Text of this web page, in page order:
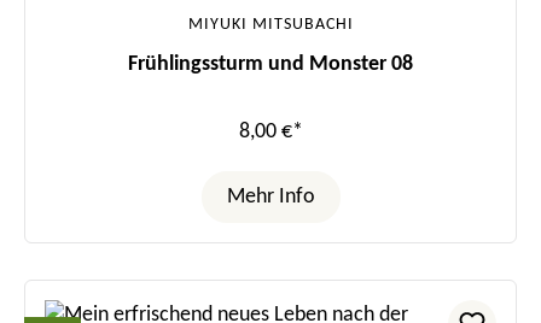
MIYUKI MITSUBACHI
Frühlingssturm und Monster 08
8,00 €*
Mehr Info